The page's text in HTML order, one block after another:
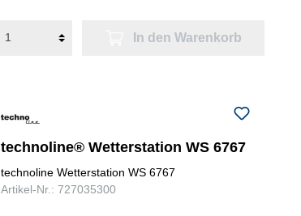
In den Warenkorb
technoline® Wetterstation WS 6767
technoline Wetterstation WS 6767
Artikel-Nr.: 727035300